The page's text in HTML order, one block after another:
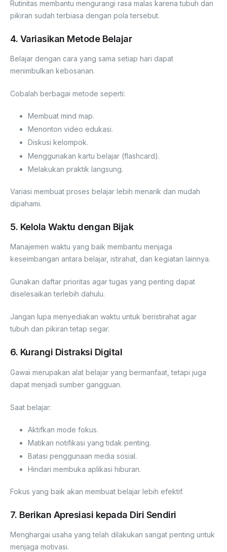
Rutinitas membantu mengurangi rasa malas karena tubuh dan
pikiran sudah terbiasa dengan pola tersebut.
4. Variasikan Metode Belajar
Belajar dengan cara yang sama setiap hari dapat
menimbulkan kebosanan.
Cobalah berbagai metode seperti:
Membuat mind map.
Menonton video edukasi.
Diskusi kelompok.
Menggunakan kartu belajar (flashcard).
Melakukan praktik langsung.
Variasi membuat proses belajar lebih menarik dan mudah
dipahami.
5. Kelola Waktu dengan Bijak
Manajemen waktu yang baik membantu menjaga
keseimbangan antara belajar, istirahat, dan kegiatan lainnya.
Gunakan daftar prioritas agar tugas yang penting dapat
diselesaikan terlebih dahulu.
Jangan lupa menyediakan waktu untuk beristirahat agar
tubuh dan pikiran tetap segar.
6. Kurangi Distraksi Digital
Gawai merupakan alat belajar yang bermanfaat, tetapi juga
dapat menjadi sumber gangguan.
Saat belajar:
Aktifkan mode fokus.
Matikan notifikasi yang tidak penting.
Batasi penggunaan media sosial.
Hindari membuka aplikasi hiburan.
Fokus yang baik akan membuat belajar lebih efektif.
7. Berikan Apresiasi kepada Diri Sendiri
Menghargai usaha yang telah dilakukan sangat penting untuk
menjaga motivasi.